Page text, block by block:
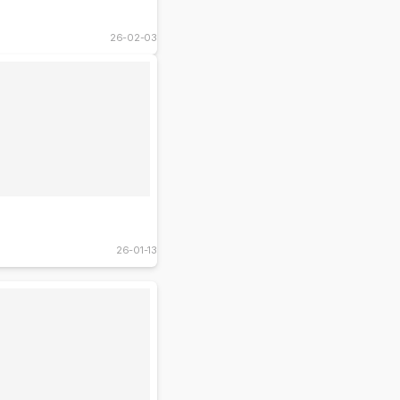
26-02-03
26-01-13